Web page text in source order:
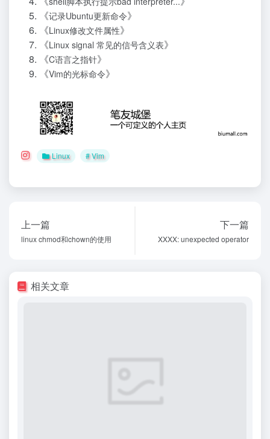
《记录Ubuntu更新命令》
《Linux修改文件属性》
《Linux signal 常见的信号含义表》
《C语言之指针》
《Vim的光标命令》
Linux # Vim
上一篇
linux chmod和chown的使用
下一篇
XXXX: unexpected operator
相关文章